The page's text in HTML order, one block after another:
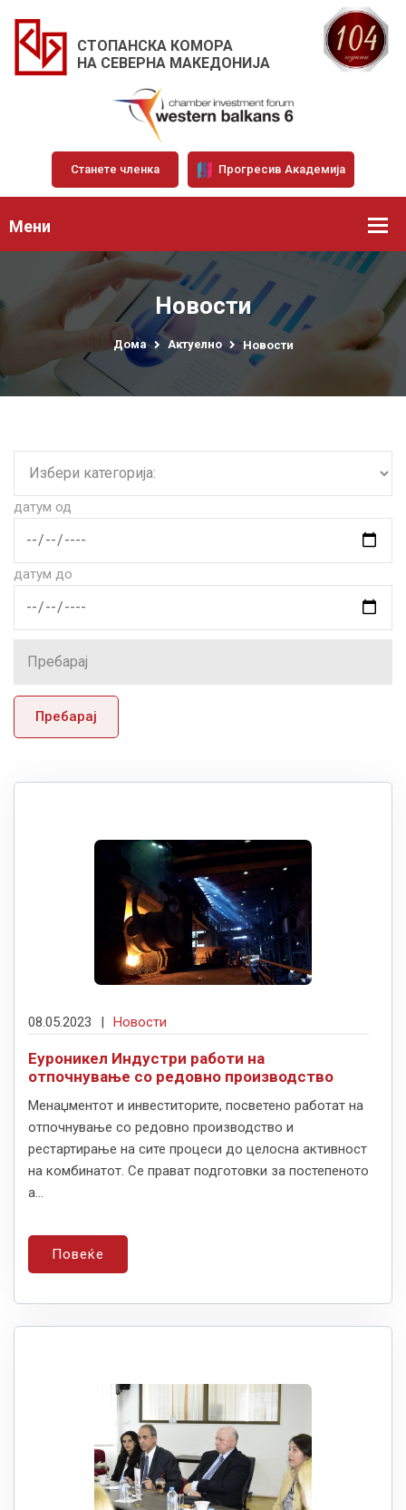
СТОПАНСКА КОМОРА
НА СЕВЕРНА МАКЕДОНИЈА
Станете членка Прогресив Академија
Мени
Новости
Дома Актуелно Новости
датум од
датум до
Пребарај
08.05.2023 | Новости
Еуроникел Индустри работи на
отпочнување со редовно производство
Менаџментот и инвеститорите, посветено работат на
отпочнување со редовно производство и
рестартирање на сите процеси до целосна активност
на комбинатот. Се прават подготовки за постепеното
а...
Повеќе